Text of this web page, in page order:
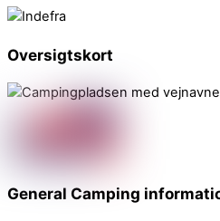
Oversigtskort
General Camping